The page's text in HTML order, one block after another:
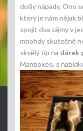
došly nápady. Ono
který je nám nějak
spojit dva zájmy v
mnohdy skutečně
skvělý tip na dárek
Manboxeo, s